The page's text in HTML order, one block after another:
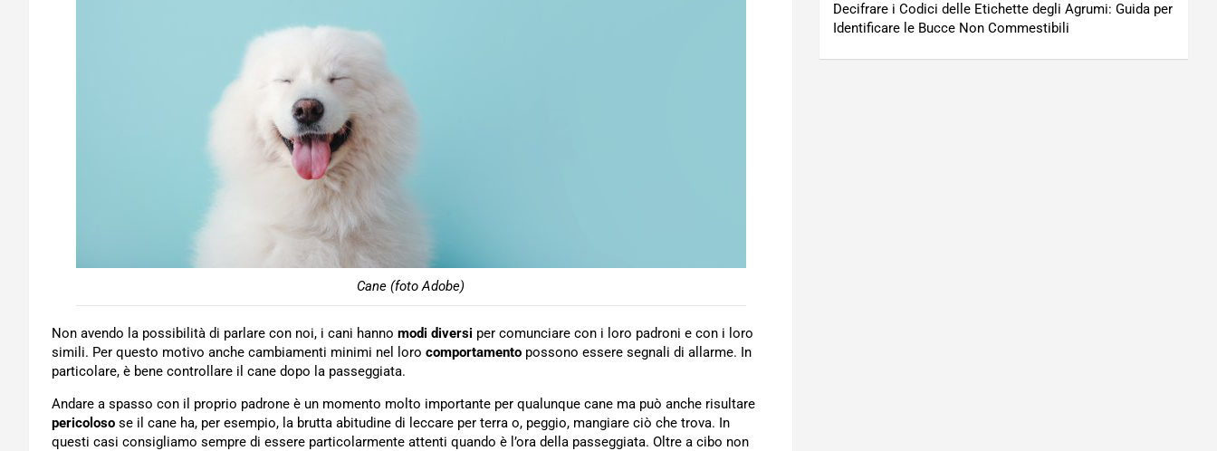
Cane (foto Adobe)
Non avendo la possibilità di parlare con noi, i cani hanno modi diversi per comunciare con i loro padroni e con i loro
simili. Per questo motivo anche cambiamenti minimi nel loro comportamento possono essere segnali di allarme. In
particolare, è bene controllare il cane dopo la passeggiata.
Andare a spasso con il proprio padrone è un momento molto importante per qualunque cane ma può anche risultare
pericoloso se il cane ha, per esempio, la brutta abitudine di leccare per terra o, peggio, mangiare ciò che trova. In
questi casi consigliamo sempre di essere particolarmente attenti quando è l’ora della passeggiata. Oltre a cibo non
Decifrare i Codici delle Etichette degli Agrumi: Guida per
Identificare le Bucce Non Commestibili